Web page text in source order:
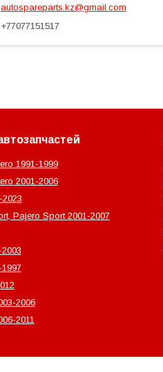
autospareparts.kz@gmail.com
+77077151517
1991-1999
2001-2006
Pajero Sport 2001-2007
2006
2011